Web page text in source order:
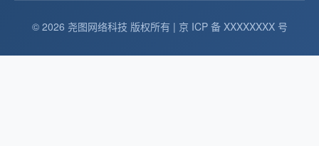
© 2026 尧图网络科技 版权所有 | 京 ICP 备 XXXXXXXX 号